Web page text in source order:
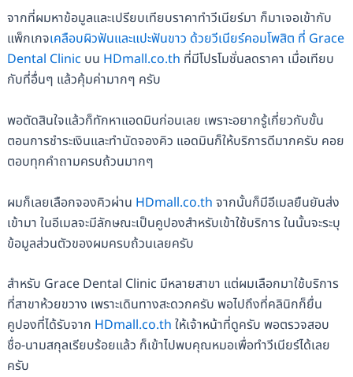
จากที่ผมหาข้อมูลและเปรียบเทียบราคาทำวีเนียร์มา ก็มาเจอเข้ากับ
แพ็กเกจเคลือบผิวฟันและแปะฟันขาว ด้วยวีเนียร์คอมโพสิต ที่ Grace
Dental Clinic บน HDmall.co.th ที่มีโปรโมชั่นลดราคา เมื่อเทียบ
กับที่อื่นๆ แล้วคุ้มค่ามากๆ ครับ
พอตัดสินใจแล้วก็ทักหาแอดมินก่อนเลย เพราะอยากรู้เกี่ยวกับขั้น
ตอนการชำระเงินและทำนัดจองคิว แอดมินก็ให้บริการดีมากครับ คอย
ตอบทุกคำถามครบถ้วนมากๆ
ผมก็เลยเลือกจองคิวผ่าน HDmall.co.th จากนั้นก็มีอีเมลยืนยันส่ง
เข้ามา ในอีเมลจะมีลักษณะเป็นคูปองสำหรับเข้าใช้บริการ ในนั้นจะระบุ
ข้อมูลส่วนตัวของผมครบถ้วนเลยครับ
สำหรับ Grace Dental Clinic มีหลายสาขา แต่ผมเลือกมาใช้บริการ
ที่สาขาห้วยขวาง เพราะเดินทางสะดวกครับ พอไปถึงที่คลินิกก็ยื่น
คูปองที่ได้รับจาก HDmall.co.th ให้เจ้าหน้าที่ดูครับ พอตรวจสอบ
ชื่อ-นามสกุลเรียบร้อยแล้ว ก็เข้าไปพบคุณหมอเพื่อทำวีเนียร์ได้เลย
ครับ